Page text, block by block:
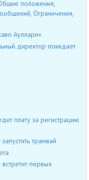
положения,
Ограничения,
йуллари»
директор покидает
плату за регистрацию
трамвай
первых